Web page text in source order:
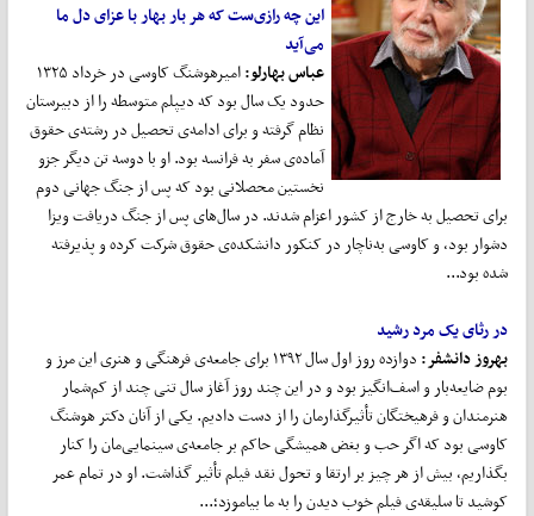
این چه رازیست که هر بار بهار با عزای دل ما
میآید
عباس بهارلو:
امیرهوشنگ‌ کاوسی‌ در خرداد ۱۳۲۵
حدود یک‌ سال‌ بود که‌ دیپلم‌ متوسطه‌ را از دبیرستان‌
نظام‌ گرفته‌ و برای‌ ادامه‌ی‌ تحصیل‌ در رشته‌ی‌ حقوق‌
آماده‌ی‌ سفر به‌ فرانسه‌ بود. او با‌ دوسه‌ تن ‌دیگر جزو
نخستین‌ محصلانی‌ بود که‌ پس‌ از جنگ ‌جهانی‌ دوم‌
برای‌ تحصیل‌ به‌ خارج‌ از کشور اعزام ‌شدند. در سال‌های پس از جنگ دریافت ویزا
دشوار بود، و کاوسی به‌ناچار در کنکور دانشکده‌ی حقوق شرکت کرده و پذیرفته
شده بود...
در رثای یک مرد رشید
بهروز دانشفر:
دوازده روز اول سال ۱۳۹۲ برای جامعه‌ی فرهنگی و هنری این مرز و
بوم ضایعه‌بار و اسف‌انگیز بود و در این چند روز آغاز سال تنی چند از کم‌شمار
هنرمندان و فرهیختگان تأثیرگذارمان را از دست دادیم. یکی از آنان دکتر هوشنگ
کاوسی بود که اگر حب و بغض همیشگی حاکم بر جامعه‌ی سینمایی‌مان را کنار
بگذاریم، بیش از هر چیز بر ارتقا و تحول نقد فیلم تأثیر گذاشت. او در تمام عمر
کوشید تا سلیقه‌ی فیلم خوب دیدن را به ما بیاموزد؛...